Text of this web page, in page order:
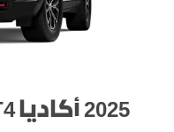
2025 أكاديا AT4